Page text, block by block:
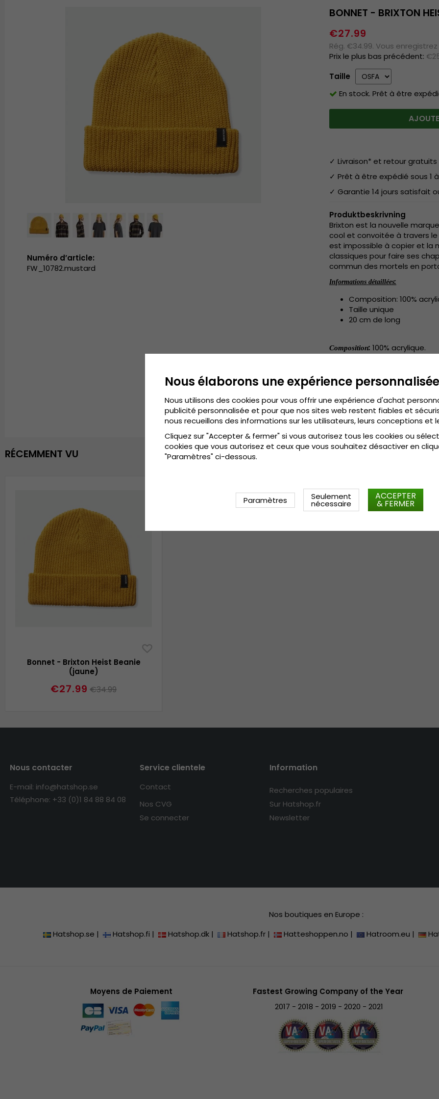
BONNET - BRIXTON
€27.99
Rég. €34.99. Vous
Prix le plus bas précédent:
Taille
En stock. Prêt à être
✓ Livraison* et retour gratuits
✓ Prêt à être expédié sous 1
✓ Garantie 14 jours satisfait
Produktbeskrivning
Brixton est la nouvelle
cool et convoitée à travers
est impossible à copier et la
classiques pour faire ses
commun des mortels en
Informations détaillées:
Composition: 100%
Taille unique
20 cm de long
Composition: 100% acrylique.
Numéro d’article:
FW_10782.mustard
RÉCEMMENT VU
Bonnet - Brixton Heist Beanie
(jaune)
€27.99 €34.99
Nous contacter
E-mail: info@hatshop.se
Téléphone: +33 (0)1 84 88 84 08
Service clientele
Contact
Nos CVG
Se connecter
Information
Recherches populaires
Sur Hatshop.fr
Newsletter
Nos boutiques en Europe :
Hatshop.se | Hatshop.fi | Hatshop.dk | Hatshop.fr | Hatteshoppen.no | Hatroom.eu |
Moyens de Paiement
Fastest Growing Company of the Year
2017 - 2018 - 2019 - 2020 - 2021
Nous élaborons une expérience personnalisée
Nous utilisons des cookies pour vous offrir une expérience d'achat
publicité personnalisée et pour que nos sites web restent fiables et
nous recueillons des informations sur les utilisateurs, leurs conceptions et
Cliquez sur "Accepter & fermer" si vous autorisez tous les cookies ou
cookies que vous autorisez et ceux que vous souhaitez désactiver en
"Paramètres" ci-dessous.
Paramètres Seulement
nécessaire
ACCEPTER
& FERMER